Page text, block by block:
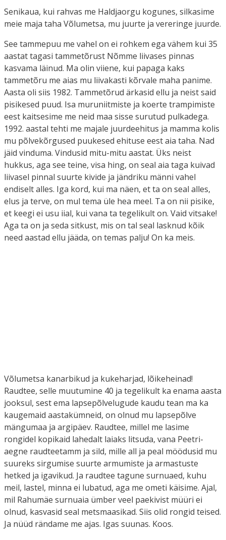
Senikaua, kui rahvas me Haldjaorgu kogunes, silkasime
meie maja taha Võlumetsa, mu juurte ja vereringe juurde.
See tammepuu me vahel on ei rohkem ega vähem kui 35
aastat tagasi tammetõrust Nõmme liivases pinnas
kasvama läinud. Ma olin viiene, kui papaga kaks
tammetõru me aias mu liivakasti kõrvale maha panime.
Aasta oli siis 1982. Tammetõrud ärkasid ellu ja neist said
pisikesed puud. Isa muruniitmiste ja koerte trampimiste
eest kaitsesime me neid maa sisse surutud pulkadega.
1992. aastal tehti me majale juurdeehitus ja mamma kolis
mu põlvekõrgused puukesed ehituse eest aia taha. Nad
jäid vinduma. Vindusid mitu-mitu aastat. Üks neist
hukkus, aga see teine, visa hing, on seal aia taga kuivad
liivasel pinnal suurte kivide ja jändriku männi vahel
endiselt alles. Iga kord, kui ma näen, et ta on seal alles,
elus ja terve, on mul tema üle hea meel. Ta on nii pisike,
et keegi ei usu iial, kui vana ta tegelikult on. Vaid vitsake!
Aga ta on ja seda sitkust, mis on tal seal lasknud kõik
need aastad ellu jääda, on temas palju! On ka meis.
Võlumetsa kanarbikud ja kukeharjad, lõikeheinad!
Raudtee, selle muutumine 40 ja tegelikult ka enama aasta
jooksul, sest ema lapsepõlvelugude kaudu tean ma ka
kaugemaid aastakümneid, on olnud mu lapsepõlve
mängumaa ja argipäev. Raudtee, millel me lasime
rongidel kopikaid lahedalt laiaks litsuda, vana Peetri-
aegne raudteetamm ja sild, mille all ja peal möödusid mu
suureks sirgumise suurte armumiste ja armastuste
hetked ja igavikud. Ja raudtee tagune surnuaed, kuhu
meil, lastel, minna ei lubatud, aga me ometi käisime. Ajal,
mil Rahumäe surnuaia ümber veel paekivist müüri ei
olnud, kasvasid seal metsmaasikad. Siis olid rongid teised.
Ja nüüd rändame me ajas. Igas suunas. Koos.